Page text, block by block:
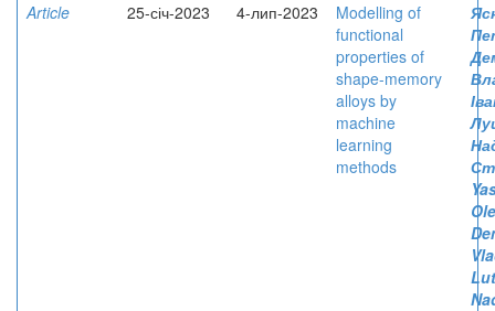
Article 25-січ-2023 4-лип-2023
Modelling of
functional
properties of
shape-memory
alloys by
machine
learning
methods